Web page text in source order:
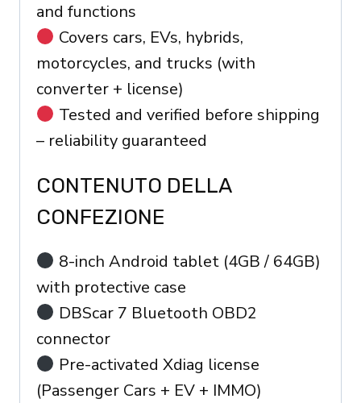
and functions
Covers cars, EVs, hybrids,
motorcycles, and trucks (with
converter + license)
Tested and verified before shipping
– reliability guaranteed
CONTENUTO DELLA
CONFEZIONE
8-inch Android tablet (4GB / 64GB)
with protective case
DBScar 7 Bluetooth OBD2
connector
Pre-activated Xdiag license
(Passenger Cars + EV + IMMO)